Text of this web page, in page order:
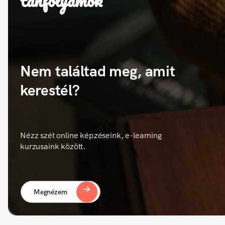
Nem találtad meg, amit
kerestél?
Nézz szét online képzéseink, e-learning
kurzusaink között.
Megnézem